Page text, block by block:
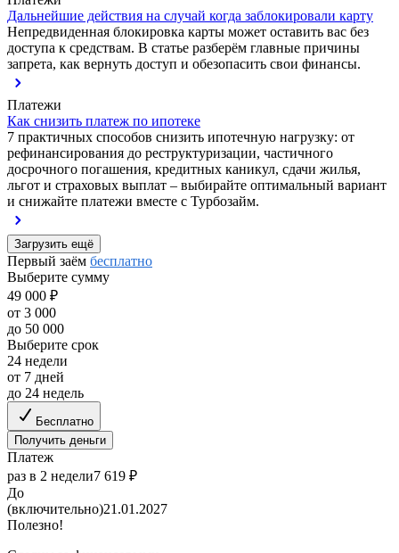
Дальнейшие действия на случай когда заблокировали карту
Непредвиденная блокировка карты может оставить вас без
доступа к средствам. В статье разберём главные причины
запрета, как вернуть доступ и обезопасить свои финансы.
Платежи
Как снизить платеж по ипотеке
7 практичных способов снизить ипотечную нагрузку: от
рефинансирования до реструктуризации, частичного
досрочного погашения, кредитных каникул, сдачи жилья,
льгот и страховых выплат – выбирайте оптимальный вариант
и снижайте платежи вместе с Турбозайм.
Загрузить ещё
Первый заём бесплатно
Выберите сумму
49 000 ₽
от 3 000
до 50 000
Выберите срок
24 недели
от 7 дней
до 24 недель
Бесплатно
Получить деньги
Платеж
раз в 2 недели7 619 ₽
До
(включительно)21.01.2027
Полезно!